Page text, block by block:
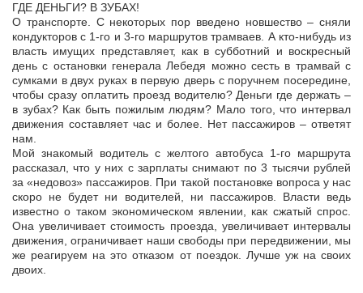
ГДЕ ДЕНЬГИ? В ЗУБАХ!
О транспорте. С некоторых пор введено новшество – сняли
кондукторов с 1-го и 3-го маршрутов трамваев. А кто-нибудь из
власть имущих представляет, как в субботний и воскресный
день с остановки генерала Лебедя можно сесть в трамвай с
сумками в двух руках в первую дверь с поручнем посередине,
чтобы сразу оплатить проезд водителю? Деньги где держать –
в зубах? Как быть пожилым людям? Мало того, что интервал
движения составляет час и более. Нет пассажиров – ответят
нам.
Мой знакомый водитель с желтого автобуса 1-го маршрута
рассказал, что у них с зарплаты снимают по 3 тысячи рублей
за «недовоз» пассажиров. При такой постановке вопроса у нас
скоро не будет ни водителей, ни пассажиров. Власти ведь
известно о таком экономическом явлении, как сжатый спрос.
Она увеличивает стоимость проезда, увеличивает интервалы
движения, ограничивает наши свободы при передвижении, мы
же реагируем на это отказом от поездок. Лучше уж на своих
двоих.